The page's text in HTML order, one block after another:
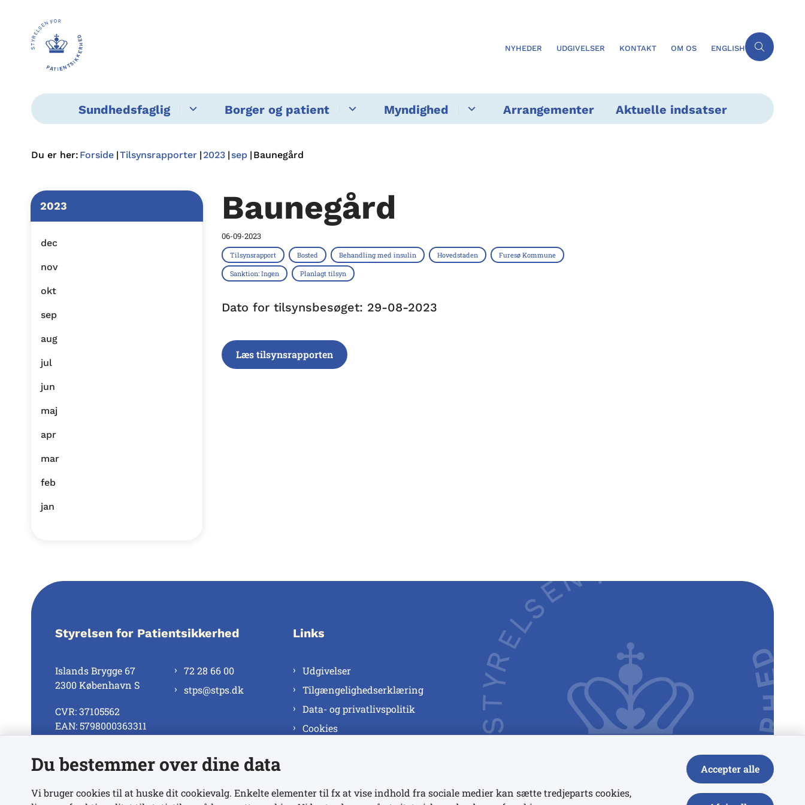
NYHEDER UDGIVELSER KONTAKT OM OS ENGLISH
Sundhedsfaglig Borger og patient Myndighed Arrangementer Aktuelle indsatser
Du er her: Forside Tilsynsrapporter 2023 sep Baunegård
2023
dec
nov
okt
sep
aug
jul
jun
maj
apr
mar
feb
jan
Baunegård
06-09-2023
Tilsynsrapport Bosted Behandling med insulin Hovedstaden Furesø Kommune
Sanktion: Ingen Planlagt tilsyn
Dato for tilsynsbesøget: 29-08-2023
Læs tilsynsrapporten
Styrelsen for Patientsikkerhed
Islands Brygge 67
2300 København S
CVR: 37105562
EAN: 5798000363311
72 28 66 00
stps@stps.dk
Se alle kontaktnumre
Links
Udgivelser
Tilgængelighedserklæring
Data- og privatlivspolitik
Cookies
Du bestemmer over dine data
Vi bruger cookies til at huske dit cookievalg. Enkelte elementer til fx at vise indhold fra sociale medier kan sætte tredjeparts cookies,
Accepter alle